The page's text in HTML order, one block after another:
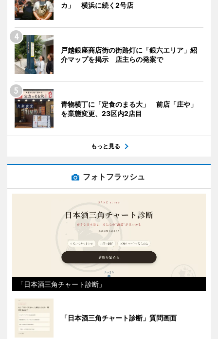
カ」 横浜に続く2号店
戸越銀座商店街の街路灯に「銀六エリア」紹
介マップを掲示 店主らの発案で
青物横丁に「定食のまる大」 前店「庄や」
を業態変更、23区内2店目
もっと見る
フォトフラッシュ
「日本酒三角チャート診断」
「日本酒三角チャート診断」質問画面